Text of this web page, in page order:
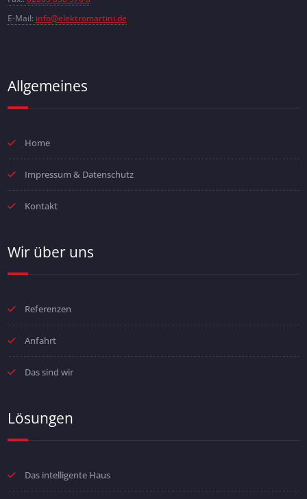
E-Mail: info@elektromartini.de
Allgemeines
Home
Impressum & Datenschutz
Kontakt
Wir über uns
Referenzen
Anfahrt
Das sind wir
Lösungen
Das intelligente Haus